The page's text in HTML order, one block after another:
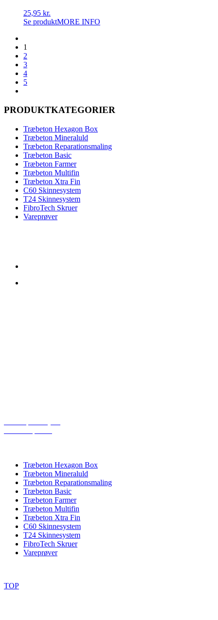
25,95 kr.
Se produktMORE INFO
1
2
3
4
5
PRODUKTKATEGORIER
Træbeton Hexagon Box
Træbeton Mineraluld
Træbeton Reparationsmaling
Træbeton Basic
Træbeton Farmer
Træbeton Multifin
Træbeton Xtra Fin
C60 Skinnesystem
T24 Skinnesystem
FibroTech Skruer
Vareprøver
Træbeton Hexagon Box
Træbeton Mineraluld
Træbeton Reparationsmaling
Træbeton Basic
Træbeton Farmer
Træbeton Multifin
Træbeton Xtra Fin
C60 Skinnesystem
T24 Skinnesystem
FibroTech Skruer
Vareprøver
TOP